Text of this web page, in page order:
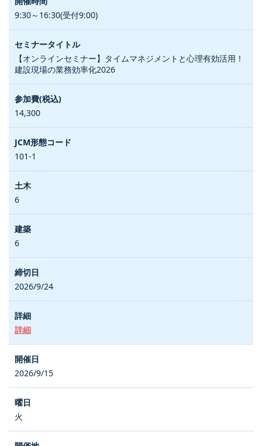
9:30～16:30(受付9:00)
【オンラインセミナー】タイムマネジメントと心理有効活用！
建設現場の業務効率化2026
14,300
101-1
6
6
2026/9/24
詳細
2026/9/15
火